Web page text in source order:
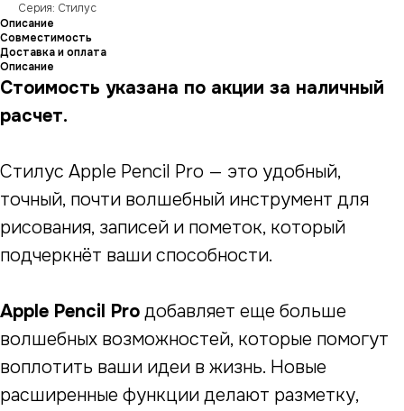
Серия: Стилус
Описание
Совместимость
Доставка и оплата
Описание
Стоимость указана по акции за наличный
расчет.
Стилус Apple Pencil Pro — это удобный,
точный, почти волшебный инструмент для
рисования, записей и пометок, который
подчеркнёт ваши способности.
Apple Pencil Pro добавляет еще больше
волшебных возможностей, которые помогут
воплотить ваши идеи в жизнь. Новые
расширенные функции делают разметку,